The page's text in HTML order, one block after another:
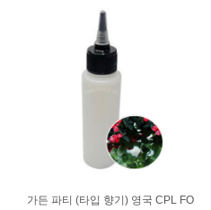
가든 파티 (타입 향기) 영국 CPL FO